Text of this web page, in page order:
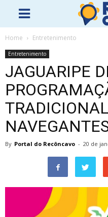
Home Entretenimento
Entretenimento
JAGUARIPE
By Portal do Recôncavo - 20 de